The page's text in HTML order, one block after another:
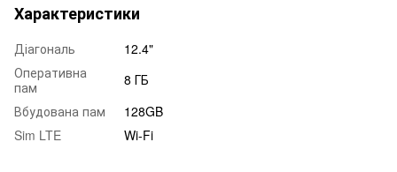
Характеристики
Діагональ
12.4"
Оперативна
пам
8 ГБ
Вбудована пам
128GB
Sim LTE
Wi-Fi